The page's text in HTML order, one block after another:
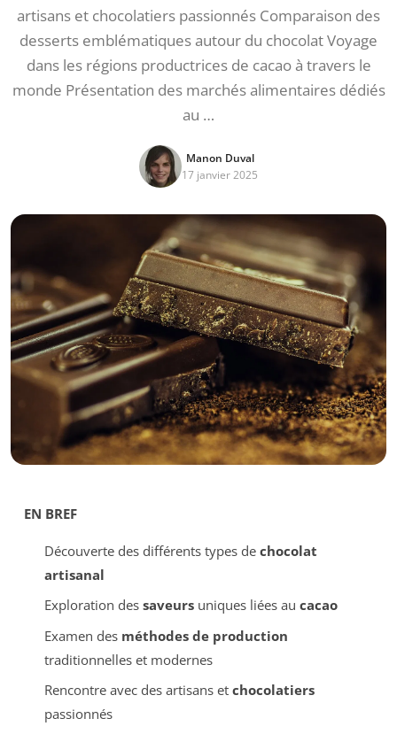
artisans et chocolatiers passionnés Comparaison des
desserts emblématiques autour du chocolat Voyage
dans les régions productrices de cacao à travers le
monde Présentation des marchés alimentaires dédiés
au …
Manon Duval
17 janvier 2025
EN BREF
Découverte des différents types de chocolat
artisanal
Exploration des saveursuniques liées au cacao
Examen des méthodes de production
traditionnelles et modernes
Rencontre avec des artisans et chocolatiers
passionnés